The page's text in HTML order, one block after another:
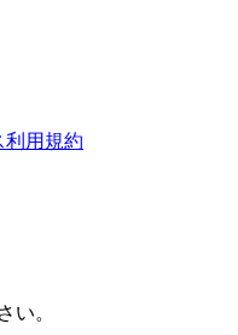
利用規約
い。